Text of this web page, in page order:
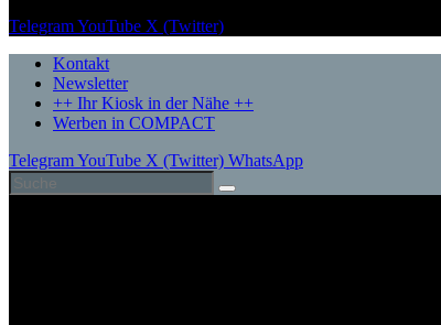
TelegramYouTube X (Twitter)
Kontakt
Newsletter
++ Ihr Kiosk in der Nähe ++
Werben in COMPACT
TelegramYouTube X (Twitter) WhatsApp